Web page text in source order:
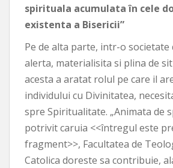
spirituala acumulata în cele
existenta a Bisericii”
Pe de alta parte, intr-o
alerta, materialisita si plina de
acesta a aratat rolul pe care il
individului cu Divinitatea,
spre Spiritualitate. „Animata de
potrivit caruia <<întregul este
fragment>>, Facultatea de
Catolica doreste sa contribuie,